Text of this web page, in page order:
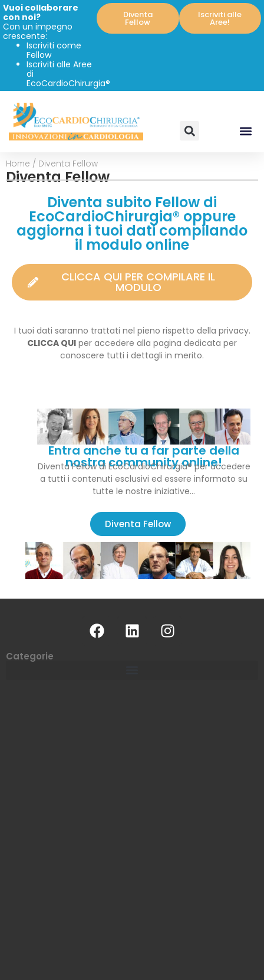
Vuoi collaborare
con noi?
Con un impegno
crescente:
Iscriviti come
Fellow
Iscriviti alle Aree
di
EcoCardioChirurgia®
Diventa
Fellow
Iscriviti alle
Aree!
Home / Diventa Fellow
Diventa Fellow
Diventa subito Fellow di
EcoCardioChirurgia® oppure
aggiorna i tuoi dati compilando
il modulo online
CLICCA QUI PER COMPILARE IL
MODULO
I tuoi dati saranno trattati nel pieno rispetto della privacy.
CLICCA QUI per accedere alla pagina dedicata per
conoscere tutti i dettagli in merito.
Entra anche tu a far parte della
nostra community online!
Diventa Fellow di EcoCardioChirurgia® per accedere
a tutti i contenuti esclusivi ed essere informato su
tutte le nostre iniziative…
Diventa Fellow
Categorie